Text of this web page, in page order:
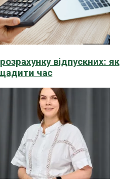
відпускних: як
час